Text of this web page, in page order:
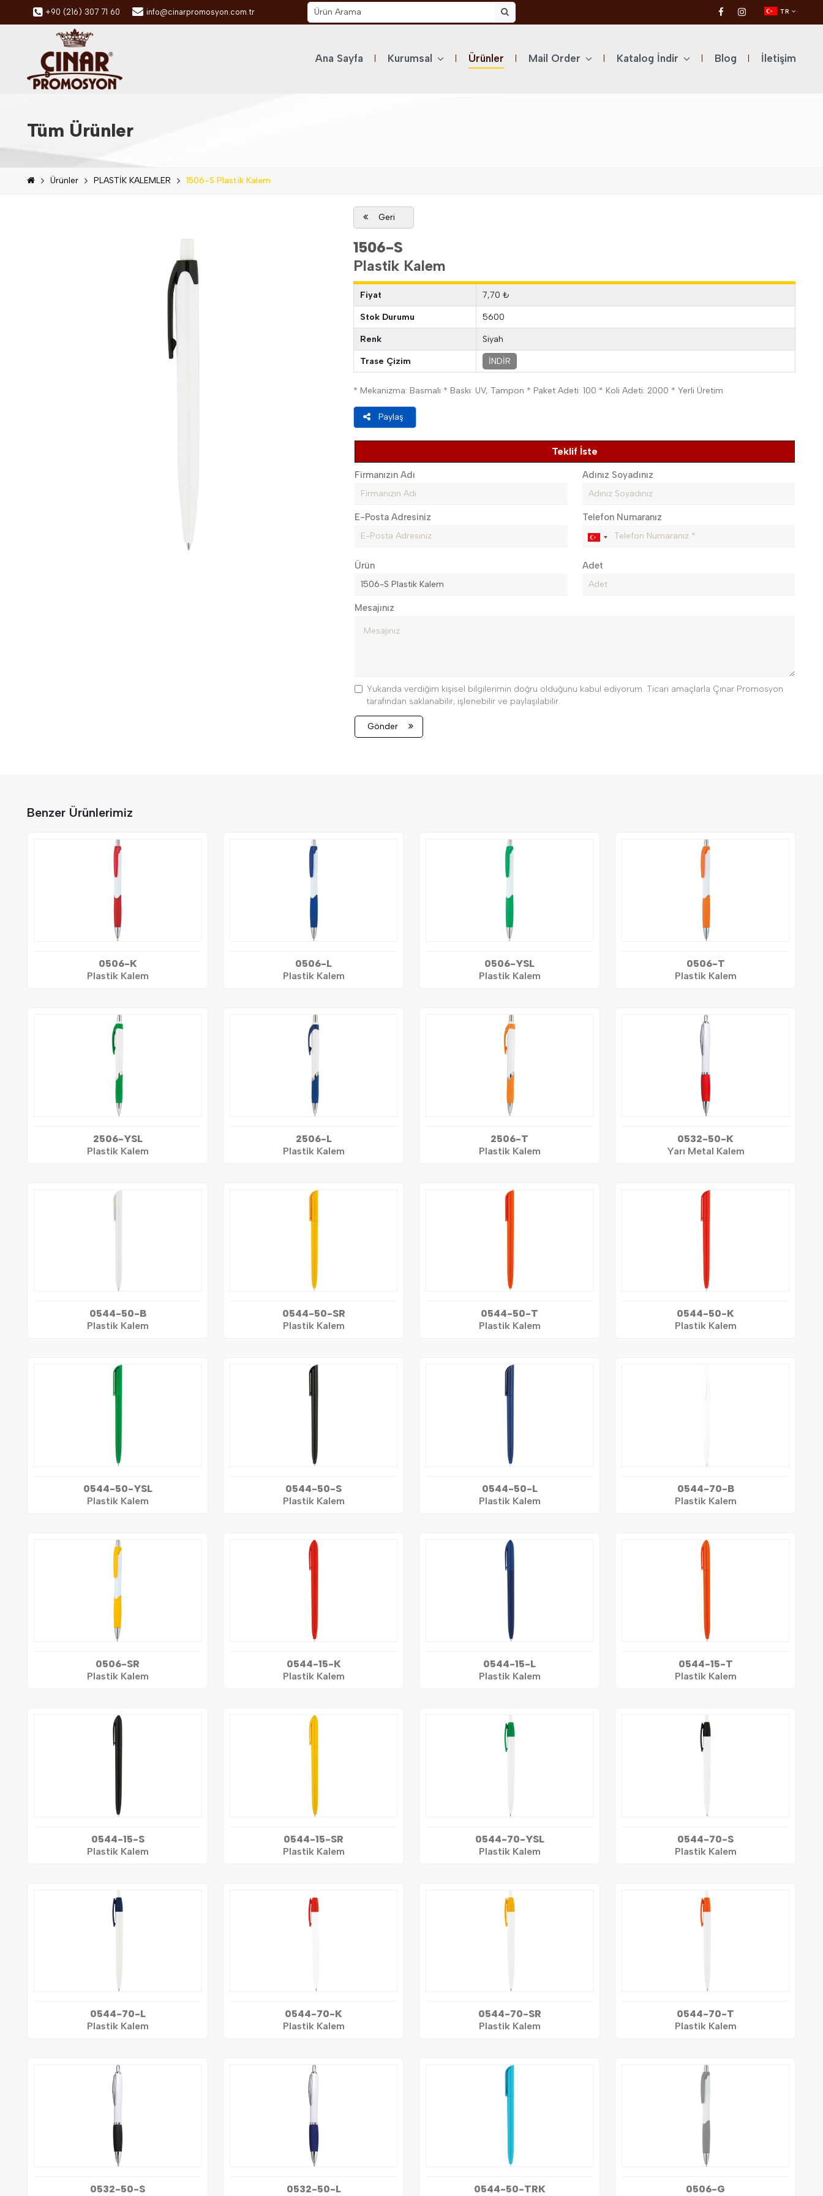
+90 (216) 307 71 60 info@cinarpromosyon.com.tr TR
Ana Sayfa Kurumsal Ürünler Mail Order Katalog İndir Blog İletişim
Tüm Ürünler
Ürünler PLASTİK KALEMLER 1506-S Plastik Kalem
Geri
1506-S
Plastik Kalem
Fiyat 7,70 ₺
Stok Durumu 5600
Renk Siyah
Trase Çizim İNDİR
* Mekanizma: Basmalı * Baskı: UV, Tampon * Paket Adeti: 100 * Koli Adeti: 2000 * Yerli Üretim
Paylaş
Teklif İste
Firmanızın Adı Adınız Soyadınız
E-Posta Adresiniz Telefon Numaranız
Ürün Adet
Mesajınız
Yukarıda verdiğim kişisel bilgilerimin doğru olduğunu kabul ediyorum. Ticari amaçlarla Çınar Promosyon
tarafından saklanabilir, işlenebilir ve paylaşılabilir.
Gönder
Benzer Ürünlerimiz
0506-K
Plastik Kalem
0506-L
Plastik Kalem
0506-YSL
Plastik Kalem
0506-T
Plastik Kalem
2506-YSL
Plastik Kalem
2506-L
Plastik Kalem
2506-T
Plastik Kalem
0532-50-K
Yarı Metal Kalem
0544-50-B
Plastik Kalem
0544-50-SR
Plastik Kalem
0544-50-T
Plastik Kalem
0544-50-K
Plastik Kalem
0544-50-YSL
Plastik Kalem
0544-50-S
Plastik Kalem
0544-50-L
Plastik Kalem
0544-70-B
Plastik Kalem
0506-SR
Plastik Kalem
0544-15-K
Plastik Kalem
0544-15-L
Plastik Kalem
0544-15-T
Plastik Kalem
0544-15-S
Plastik Kalem
0544-15-SR
Plastik Kalem
0544-70-YSL
Plastik Kalem
0544-70-S
Plastik Kalem
0544-70-L
Plastik Kalem
0544-70-K
Plastik Kalem
0544-70-SR
Plastik Kalem
0544-70-T
Plastik Kalem
0532-50-S
0532-50-L
0544-50-TRK
0506-G